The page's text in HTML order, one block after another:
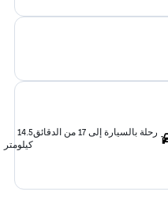
رحلة بالسيارة إلى 17 من الدقائق
14.5
كيلومتر